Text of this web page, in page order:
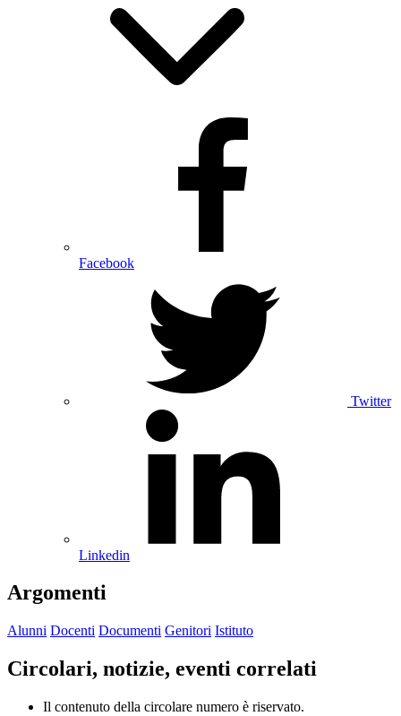
Facebook
Twitter
Linkedin
Argomenti
Alunni Docenti Documenti Genitori Istituto
Circolari, notizie, eventi correlati
Il contenuto della circolare numero è riservato.